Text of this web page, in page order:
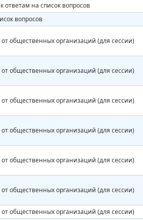
ответам на список вопросов
вопросов
общественных организаций (для сессии)
общественных организаций (для сессии)
общественных организаций (для сессии)
общественных организаций (для сессии)
общественных организаций (для сессии)
общественных организаций (для сессии)
общественных организаций (для сессии)